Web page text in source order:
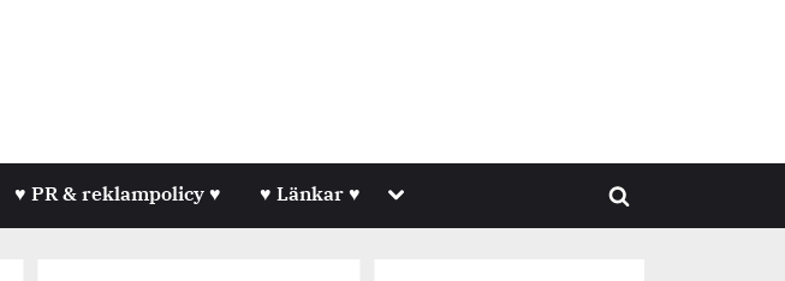
♥ PR & reklampolicy ♥ ♥ Länkar ♥ Toggle
menu
Toggle